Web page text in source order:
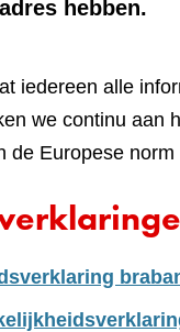
hebben.
iedereen alle
we continu aan
de Europese